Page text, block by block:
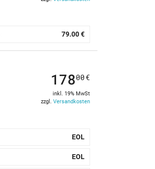
79.00 €
17800 €
inkl. 19% MwSt
zzgl. Versandkosten
EOL
EOL